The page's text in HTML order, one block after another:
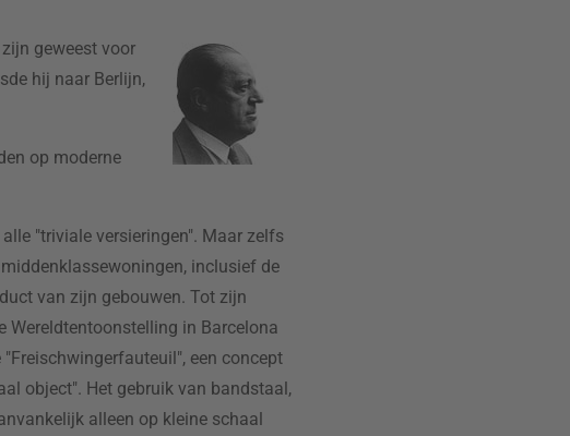
geweest voor
hij naar Berlijn,
op moderne
"triviale versieringen". Maar zelfs
inclusief de
van zijn gebouwen. Tot zijn
Wereldtentoonstelling in Barcelona
een concept
object". Het gebruik van bandstaal,
alleen op kleine schaal